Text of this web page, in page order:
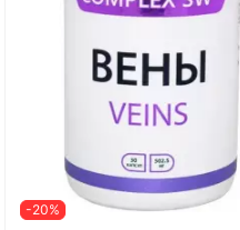
-20%